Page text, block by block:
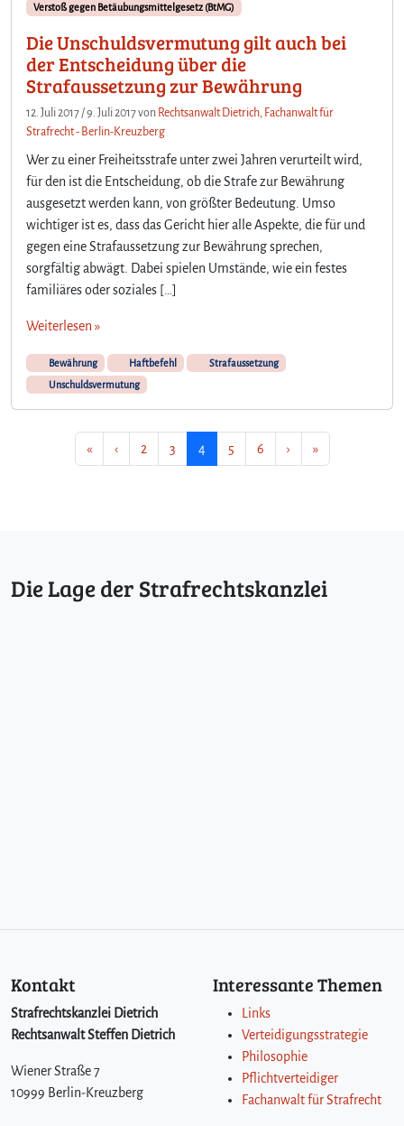
Verstoß gegen Betäubungsmittelgesetz (BtMG)
Die Unschuldsvermutung gilt auch bei
der Entscheidung über die
Strafaussetzung zur Bewährung
12. Juli 2017 /9. Juli 2017von Rechtsanwalt Dietrich, Fachanwalt für
Strafrecht - Berlin-Kreuzberg
Wer zu einer Freiheitsstrafe unter zwei Jahren verurteilt wird,
für den ist die Entscheidung, ob die Strafe zur Bewährung
ausgesetzt werden kann, von größter Bedeutung. Umso
wichtiger ist es, dass das Gericht hier alle Aspekte, die für und
gegen eine Strafaussetzung zur Bewährung sprechen,
sorgfältig abwägt. Dabei spielen Umstände, wie ein festes
familiäres oder soziales […]
Weiterlesen »
Bewährung Haftbefehl
Strafaussetzung
Unschuldsvermutung
« ‹ Seite
2 Seite
3 Aktuelle Seite
4 Seite
5 Seite
6 › »
Die Lage der Strafrechtskanzlei
Kontakt
Strafrechtskanzlei Dietrich
Rechtsanwalt Steffen Dietrich
Wiener Straße 7
10999 Berlin-Kreuzberg
Interessante Themen
Links
Verteidigungsstrategie
Philosophie
Pflichtverteidiger
Fachanwalt für Strafrecht